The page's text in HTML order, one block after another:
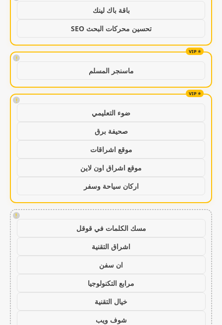
باقة باك لينك
تحسين محركات البحث SEO
!
ماسنجر المسلم
!
ضوء التعليمي
صحيفة برق
موقع اشراقات
موقع اشراق اون لاين
اركان سياحة وسفر
!
مسك الكلمات في قوقل
اشراق التقنية
ان سفن
مرابع التكنولوجيا
خيال التقنية
شوف ويب